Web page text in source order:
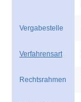
Vergabestelle
Verfahrensart
Rechtsrahmen